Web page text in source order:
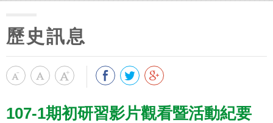
歷史訊息
107-1期初研習影片觀看暨活動紀要